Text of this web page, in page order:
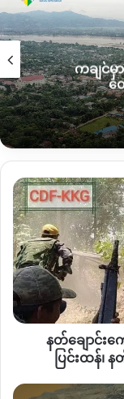
အဆိုပါ သစ်ချိုကျေ
ထဘီကိုဇောက်ထိုးဝတ်
နှိပ်စက်ဒဏ်ရာများ
ကာကွယ်ရေးတပ်မျာ
ဒါ့အပြင် ဂဲ့သားမွှေ
မှာတော့CDM ကျော
၄င်းကို စစ်ကောင်စီ
နောက်ပိုင်းတွင် ဦးခ
နှင့် ၄ ရက်အကြာမှ
တစ်ဦးထံမှသိရသည်။
ရွှေတွင်းကုန်းရွာတွင်
ခဲ့သည့် ပြည်သူသုံးဦး
နှင့် ၃၅နှစ်အရွယ် အမ
လက်နက်ကြီးဖြင့်ပ
ကချင်
တွ
နတ်
ချောင်း
ကျေးရွာ
တွင်
သုံး
ရက်ဆက်
တိုက်တိုက်
ပွဲ
ပြင်းထန်၊
၅
နတ်ချောင်
ပြင်းထန်၊
ဖား